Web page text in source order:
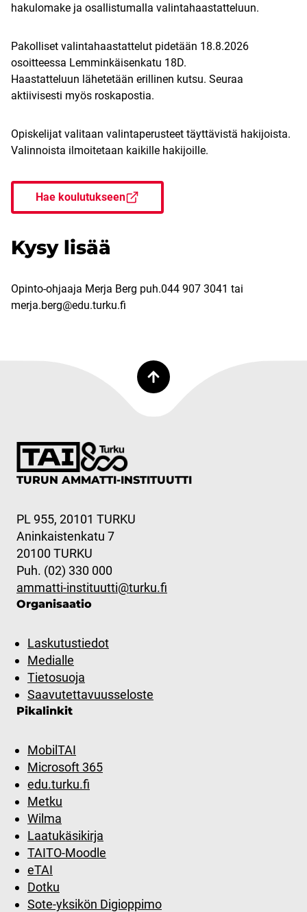
hakulomake ja osallistumalla valintahaastatteluun.
Pakolliset valintahaastattelut pidetään 18.8.2026
osoitteessa Lemminkäisenkatu 18D.
Haastatteluun lähetetään erillinen kutsu. Seuraa
aktiivisesti myös roskapostia.
Opiskelijat valitaan valintaperusteet täyttävistä hakijoista.
Valinnoista ilmoitetaan kaikille hakijoille.
Hae koulutukseen
Kysy lisää
Opinto-ohjaaja Merja Berg puh.044 907 3041 tai
merja.berg@edu.turku.fi
TURUN AMMATTI-INSTITUUTTI
PL 955, 20101 TURKU
Aninkaistenkatu 7
20100 TURKU
Puh. (02) 330 000
ammatti-instituutti@turku.fi
Organisaatio
Laskutustiedot
Medialle
Tietosuoja
Saavutettavuusseloste
Pikalinkit
MobilTAI
Microsoft 365
edu.turku.fi
Metku
Wilma
Laatukäsikirja
TAITO-Moodle
eTAI
Dotku
Sote-yksikön Digioppimo